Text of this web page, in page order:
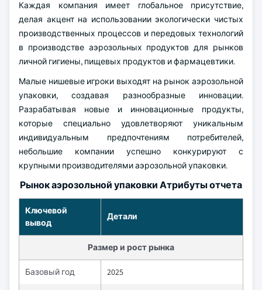
Каждая компания имеет глобальное присутствие,
делая акцент на использовании экологически чистых
производственных процессов и передовых технологий
в производстве аэрозольных продуктов для рынков
личной гигиены, пищевых продуктов и фармацевтики.
Малые нишевые игроки выходят на рынок аэрозольной
упаковки, создавая разнообразные инновации.
Разрабатывая новые и инновационные продукты,
которые специально удовлетворяют уникальным
индивидуальным предпочтениям потребителей,
небольшие компании успешно конкурируют с
крупными производителями аэрозольной упаковки.
Рынок аэрозольной упаковки Атрибуты отчета
Ключевой
вывод
Детали
Размер и рост рынка
Базовый год 2025